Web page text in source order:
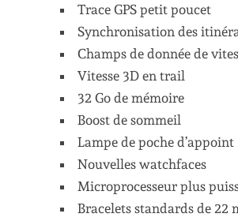
Trace GPS petit poucet
Synchronisation des
Champs de donnée de
Vitesse 3D en trail
32 Go de mémoire
Boost de sommeil
Lampe de poche d’appoint
Nouvelles watchfaces
Microprocesseur plus
Bracelets standards de 22